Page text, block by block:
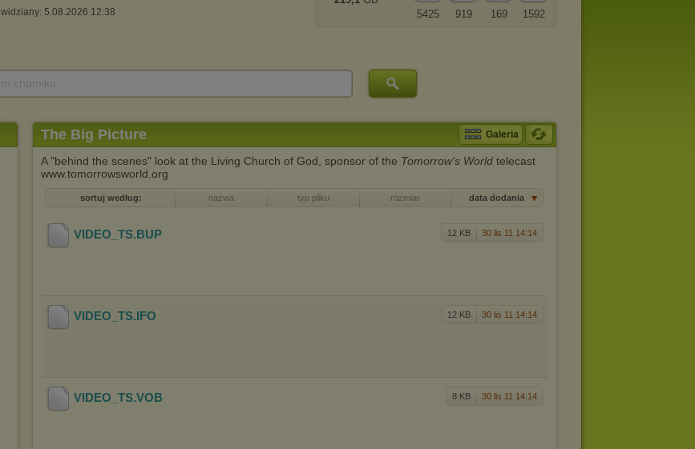
widziany: 5.08.2026 12:38 1592
169
919
5425
The Big Picture Galeria
A "behind the scenes" look at the Living Church of God, sponsor of the Tomorrow's World telecast
www.tomorrowsworld.org
sortuj według: nazwa typ pliku rozmiar data dodania
12 KB 30 lis 11 14:14
VIDEO_TS.BUP
12 KB 30 lis 11 14:14
VIDEO_TS.IFO
8 KB 30 lis 11 14:14
VIDEO_TS.VOB